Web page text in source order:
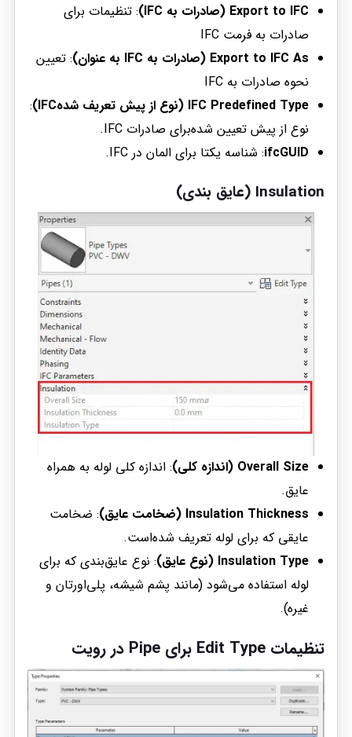
Export to IFC (صادرات به IFC)
: تنظیمات برای
صادرات به فرمت IFC
Export to IFC As (صادرات به IFC به عنوان)
: تعیین
نحوه صادرات به IFC
IFC Predefined Type (نوع از پیش تعریف شده‌IFC)
:
نوع از پیش تعیین شده‌برای صادرات IFC.
ifcGUID: شناسه یکتا برای المان در IFC.
Insulation (عایق بندی)
Overall Size (اندازه کلی)
: اندازه کلی لوله به همراه
عایق.
Insulation Thickness (ضخامت عایق)
: ضخامت
عایقی که برای لوله تعریف شده‌است.
Insulation Type (نوع عایق)
: نوع عایق‌بندی که برای
لوله استفاده می‌شود (مانند پشم شیشه، پلی‌اورتان و
غیره).
تنظیمات Edit Type برایPipe در رویت